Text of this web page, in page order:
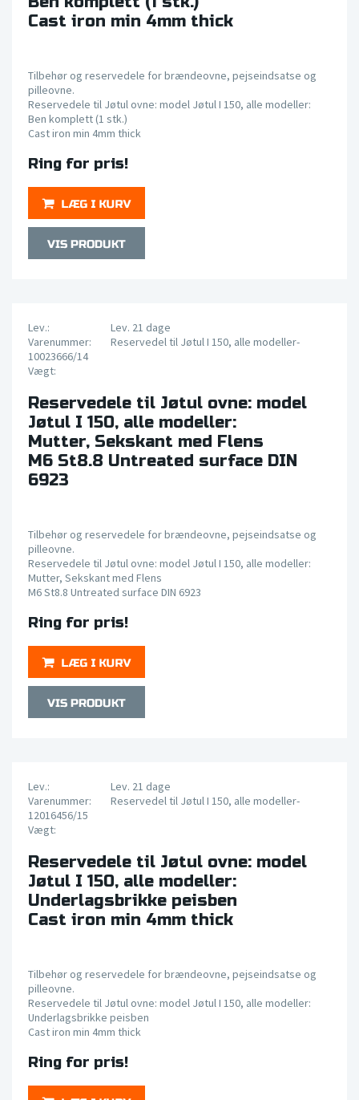
Cast iron min 4mm thick
Tilbehør og reservedele for brændeovne, pejseindsatse og
pilleovne.
Reservedele til Jøtul ovne: model Jøtul I 150, alle modeller:
Ben komplett (1 stk.)
Cast iron min 4mm thick
Ring for pris!
Lev.:
Lev. 21 dage
Varenummer:
Reservedel til Jøtul I 150, alle modeller-
10023666/14
Vægt:
Reservedele til Jøtul ovne: model
Jøtul I 150, alle modeller:
Mutter, Sekskant med Flens
M6 St8.8 Untreated surface DIN
6923
Tilbehør og reservedele for brændeovne, pejseindsatse og
pilleovne.
Reservedele til Jøtul ovne: model Jøtul I 150, alle modeller:
Mutter, Sekskant med Flens
M6 St8.8 Untreated surface DIN 6923
Ring for pris!
Lev.:
Lev. 21 dage
Varenummer:
Reservedel til Jøtul I 150, alle modeller-
12016456/15
Vægt:
Reservedele til Jøtul ovne: model
Jøtul I 150, alle modeller:
Underlagsbrikke peisben
Cast iron min 4mm thick
Tilbehør og reservedele for brændeovne, pejseindsatse og
pilleovne.
Reservedele til Jøtul ovne: model Jøtul I 150, alle modeller:
Underlagsbrikke peisben
Cast iron min 4mm thick
Ring for pris!